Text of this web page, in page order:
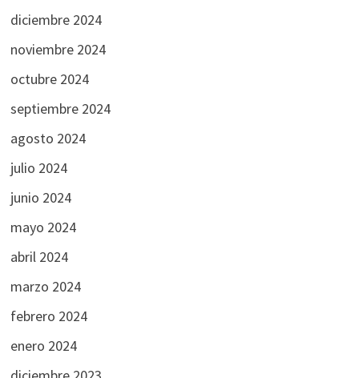
diciembre 2024
noviembre 2024
octubre 2024
septiembre 2024
agosto 2024
julio 2024
junio 2024
mayo 2024
abril 2024
marzo 2024
febrero 2024
enero 2024